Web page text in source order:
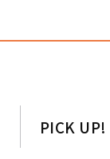
PICK UP!